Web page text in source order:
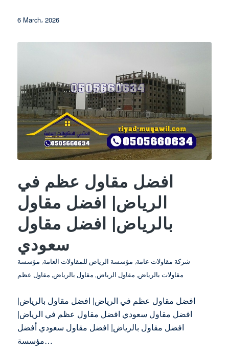
6 March، 2026
افضل مقاول عظم في
الرياض| افضل مقاول
بالرياض| افضل مقاول
سعودي
شركة مقاولات عامة, مؤسسة الرياض للمقاولات العامة, مؤسسة
مقاولات بالرياض, مقاول الرياض, مقاول بالرياض, مقاول عظم
افضل مقاول عظم في الرياض| افضل مقاول بالرياض|
افضل مقاول سعودي افضل مقاول عظم في الرياض|
افضل مقاول بالرياض| افضل مقاول سعودي أفضل
مؤسسة…